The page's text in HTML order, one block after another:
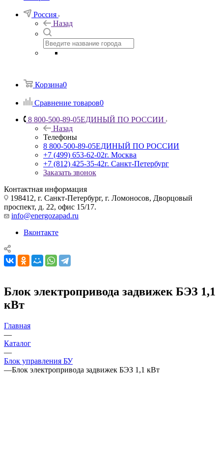
Россия
Назад
Корзина0
Сравнение товаров0
8 800-500-89-05ЕДИНЫЙ ПО РОССИИ
Назад
Телефоны
8 800-500-89-05ЕДИНЫЙ ПО РОССИИ
+7 (499) 653-62-02г. Москва
+7 (812) 425-35-42г. Санкт-Петербург
Заказать звонок
Контактная информация
198412, г. Санкт-Петербург, г. Ломоносов, Дворцовый
проспект, д. 22, офис 15/17.
info@energozapad.ru
Вконтакте
Блок электропривода задвижек БЭЗ 1,1
кВт
Главная
—
Каталог
—
Блок управления БУ
—Блок электропривода задвижек БЭЗ 1,1 кВт